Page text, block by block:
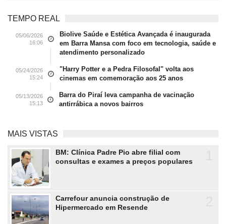
TEMPO REAL
05/06/2026
16:06
Biolive Saúde e Estética Avançada é inaugurada
em Barra Mansa com foco em tecnologia, saúde e
atendimento personalizado
05/24/2026
15:24
"Harry Potter e a Pedra Filosofal" volta aos
cinemas em comemoração aos 25 anos
05/13/2026
15:13
Barra do Piraí leva campanha de vacinação
antirrábica a novos bairros
MAIS VISTAS
BM: Clínica Padre Pio abre filial com
consultas e exames a preços populares
Carrefour anuncia construção de
Hipermercado em Resende